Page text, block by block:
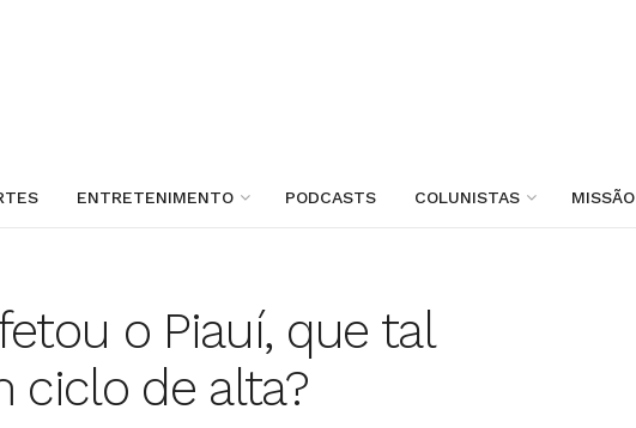
ENTRETENIMENTO PODCASTS COLUNISTAS MISSÃO
o Piauí, que tal
ciclo de alta?